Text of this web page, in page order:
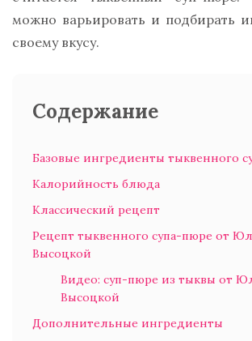
можно варьировать и подбирать
своему вкусу.
Содержание
Базовые ингредиенты тыквенного
Калорийность блюда
Классический рецепт
Рецепт тыквенного супа-пюре от
Высоцкой
Видео: суп-пюре из тыквы от
Высоцкой
Дополнительные ингредиенты